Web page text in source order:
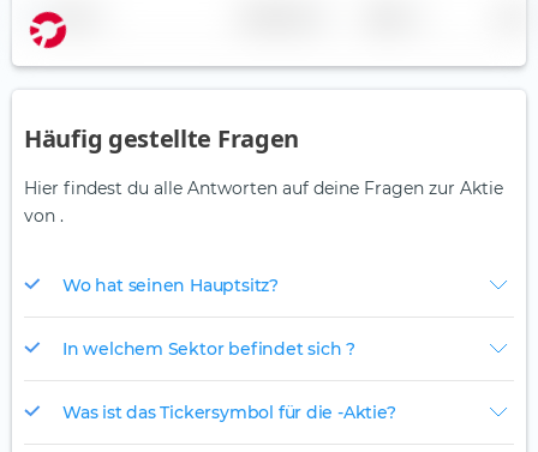
Name
Häufig gestellte Fragen
Hier findest du alle Antworten auf deine Fragen zur Aktie
von .
Wo hat seinen Hauptsitz?
In welchem Sektor befindet sich ?
Was ist das Tickersymbol für die -Aktie?